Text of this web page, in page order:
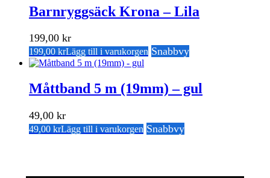
Barnryggsäck Krona – Lila
199,00 kr
199,00 krLägg till i varukorgen Snabbvy
Måttband 5 m (19mm) – gul
49,00 kr
49,00 krLägg till i varukorgen Snabbvy